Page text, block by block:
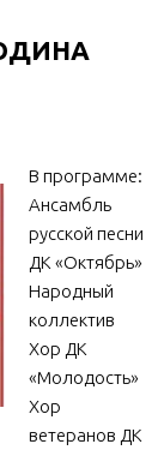
В программе:
Ансамбль
русской песни
ДК «Октябрь»
Народный
коллектив
Хор ДК
«Молодость»
Хор
ветеранов ДК